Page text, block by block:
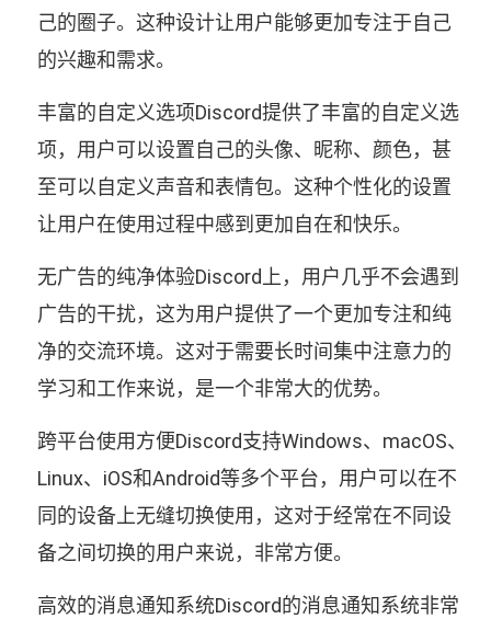
己的圈子。这种设计让用户能够更加专注于自己
的兴趣和需求。
丰富的自定义选项Discord提供了丰富的自定义选
项，用户可以设置自己的头像、昵称、颜色，甚
至可以自定义声音和表情包。这种个性化的设置
让用户在使用过程中感到更加自在和快乐。
无广告的纯净体验Discord上，用户几乎不会遇到
广告的干扰，这为用户提供了一个更加专注和纯
净的交流环境。这对于需要长时间集中注意力的
学习和工作来说，是一个非常大的优势。
跨平台使用方便Discord支持Windows、macOS、
Linux、iOS和Android等多个平台，用户可以在不
同的设备上无缝切换使用，这对于经常在不同设
备之间切换的用户来说，非常方便。
高效的消息通知系统Discord的消息通知系统非常